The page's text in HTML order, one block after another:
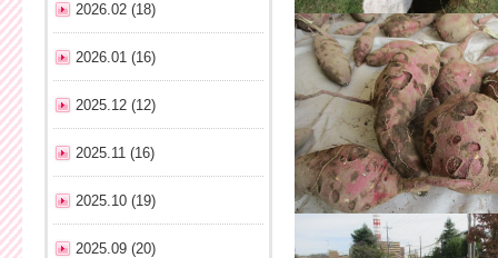
2026.02 (18)
2026.01 (16)
2025.12 (12)
2025.11 (16)
2025.10 (19)
2025.09 (20)